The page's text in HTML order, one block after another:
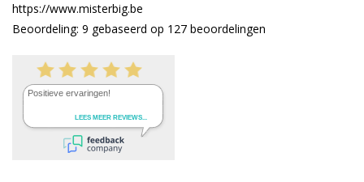
https://www.misterbig.be
Beoordeling: 9 gebaseerd op 127 beoordelingen